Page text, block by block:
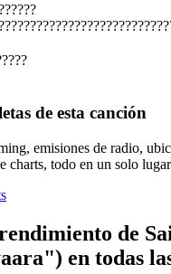
de esta canción
emisiones de radio,
charts, todo en un solo
de
en todas